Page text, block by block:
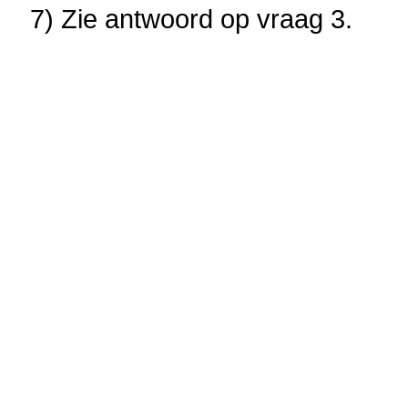
7) Zie antwoord op vraag 3.